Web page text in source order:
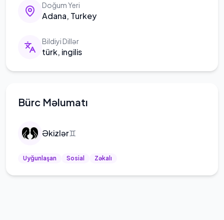
Doğum Yeri
Adana, Turkey
Bildiyi Dillər
türk, ingilis
Bürc Məlumatı
Əkizlər♊
Uyğunlaşan Sosial Zəkalı